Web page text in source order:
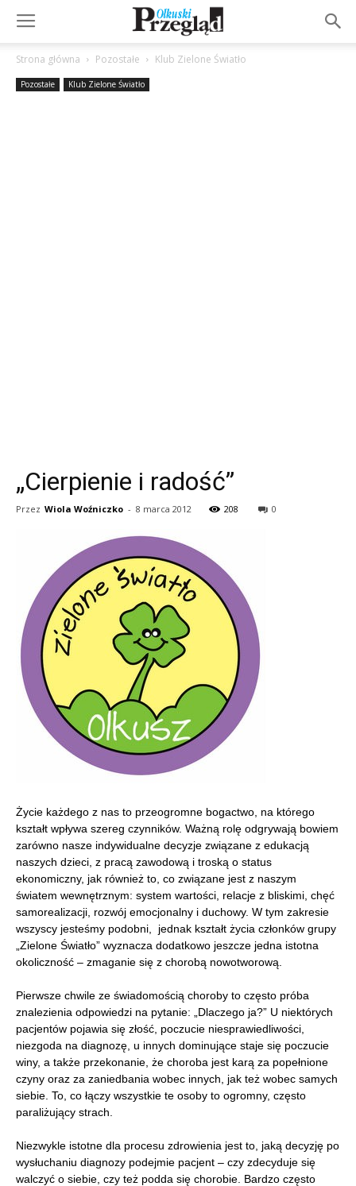
Strona główna Pozostałe Klub Zielone Światło
Pozostałe Klub Zielone Światło
„Cierpienie i radość”
Przez Wiola Woźniczko - 8 marca 2012 208 0
Życie każdego z nas to przeogromne bogactwo, na którego
kształt wpływa szereg czynników. Ważną rolę odgrywają bowiem
zarówno nasze indywidualne decyzje związane z edukacją
naszych dzieci, z pracą zawodową i troską o status
ekonomiczny, jak również to, co związane jest z naszym
światem wewnętrznym: system wartości, relacje z bliskimi, chęć
samorealizacji, rozwój emocjonalny i duchowy. W tym zakresie
wszyscy jesteśmy podobni, jednak kształt życia członków grupy
„Zielone Światło” wyznacza dodatkowo jeszcze jedna istotna
okoliczność – zmaganie się z chorobą nowotworową.
Pierwsze chwile ze świadomością choroby to często próba
znalezienia odpowiedzi na pytanie: „Dlaczego ja?” U niektórych
pacjentów pojawia się złość, poczucie niesprawiedliwości,
niezgoda na diagnozę, u innych dominujące staje się poczucie
winy, a także przekonanie, że choroba jest karą za popełnione
czyny oraz za zaniedbania wobec innych, jak też wobec samych
siebie. To, co łączy wszystkie te osoby to ogromny, często
paraliżujący strach.
Niezwykle istotne dla procesu zdrowienia jest to, jaką decyzję po
wysłuchaniu diagnozy podejmie pacjent – czy zdecyduje się
walczyć o siebie, czy też podda się chorobie. Bardzo często